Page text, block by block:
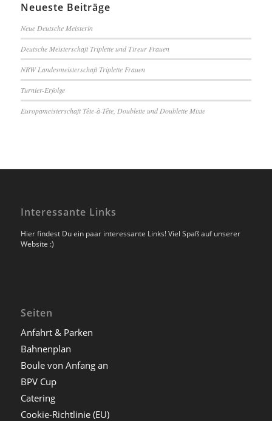
Neueste Beiträge
Neue Deutsche Meisterin
Deutsche Meisterschaft Triplette und Tireur Frauen
NRW Landesmeisterschaft Triplette Frauen
Turnier-Erfolge
Europameisterschaft Tête-à-Tête, Doublette und Doublette Mixte
Interessante Links
Hier findest Du ein paar interessante Links! Viel Spaß auf unserer
Website :)
Seiten
Anfahrt & Parken
Bahnenplan
Boule von Anfang an
BPV Cup
Catering
Cookie-Richtlinie (EU)